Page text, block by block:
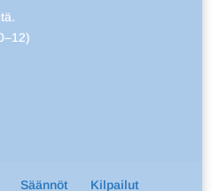
Säännöt Kilpailut